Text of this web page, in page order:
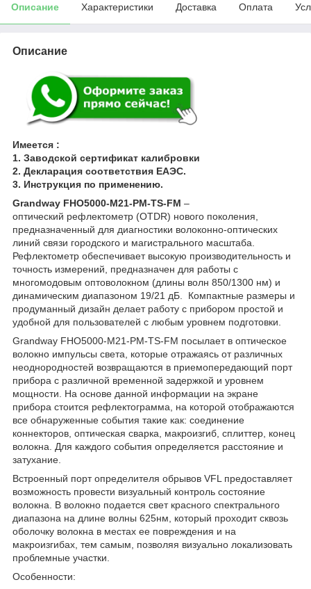
Описание Характеристики Доставка Оплата
Описание
Имеется :
1. Заводской сертификат калибровки
2. Декларация соответствия ЕАЭС.
3. Инструкция по применению.
Grandway FHO5000-M21-PM-TS-FM –
оптический рефлектометр (OTDR) нового поколения,
предназначенный для диагностики волоконно-оптических
линий связи городского и магистрального масштаба.
Рефлектометр обеспечивает высокую производительность и
точность измерений, предназначен для работы с
многомодовым оптоволокном (длины волн 850/1300 нм) и
динамическим диапазоном 19/21 дБ. Компактные размеры и
продуманный дизайн делает работу с прибором простой и
удобной для пользователей с любым уровнем подготовки.
Grandway FHO5000-M21-PM-TS-FM посылает в оптическое
волокно импульсы света, которые отражаясь от различных
неоднородностей возвращаются в приемопередающий порт
прибора с различной временной задержкой и уровнем
мощности. На основе данной информации на экране
прибора стоится рефлектограмма, на которой отображаются
все обнаруженные события такие как: соединение
коннекторов, оптическая сварка, макроизгиб, сплиттер, конец
волокна. Для каждого события определяется расстояние и
затухание.
Встроенный порт определителя обрывов VFL предоставляет
возможность провести визуальный контроль состояние
волокна. В волокно подается свет красного спектрального
диапазона на длине волны 625нм, который проходит сквозь
оболочку волокна в местах ее повреждения и на
макроизгибах, тем самым, позволяя визуально локализовать
проблемные участки.
Особенности: